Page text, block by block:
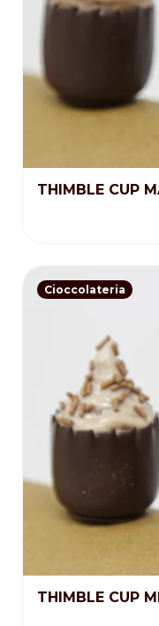
THIMBLE CUP
Cioccolateria
THIMBLE CUP